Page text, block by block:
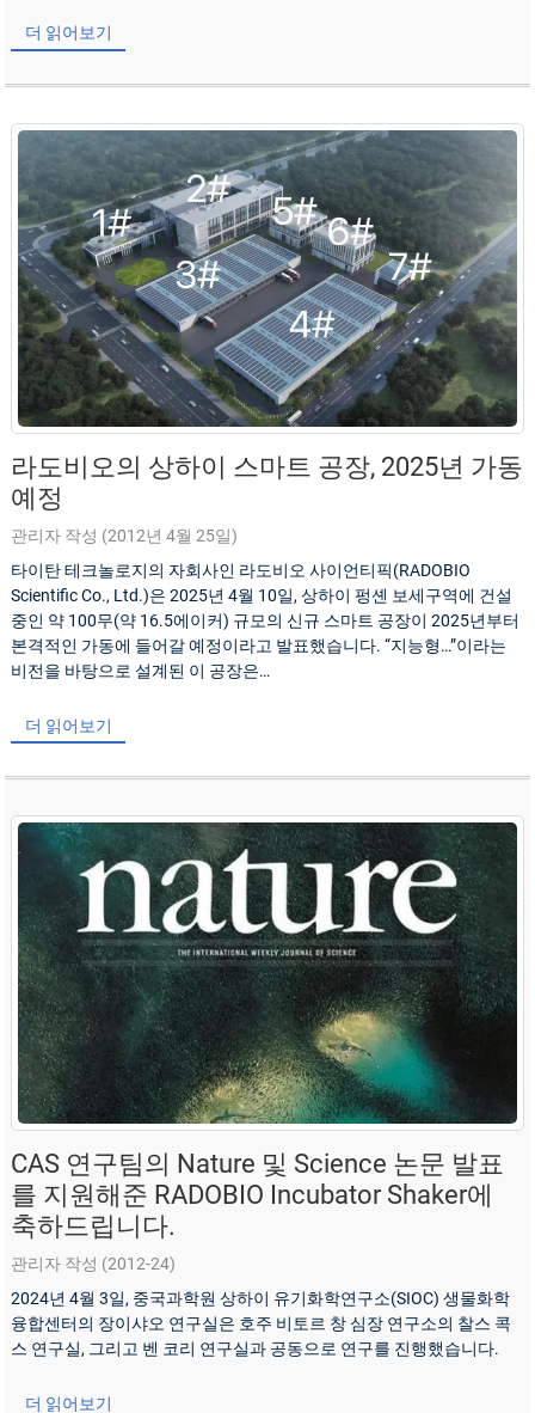
더 읽어보기
라도비오의 상하이 스마트 공장, 2025년 가동
예정
관리자 작성 (2012년 4월 25일)
타이탄 테크놀로지의 자회사인 라도비오 사이언티픽(RADOBIO
Scientific Co., Ltd.)은 2025년 4월 10일, 상하이 펑셴 보세구역에 건설
중인 약 100무(약 16.5에이커) 규모의 신규 스마트 공장이 2025년부터
본격적인 가동에 들어갈 예정이라고 발표했습니다. “지능형…”이라는
비전을 바탕으로 설계된 이 공장은…
더 읽어보기
CAS 연구팀의 Nature 및 Science 논문 발표
를 지원해준 RADOBIO Incubator Shaker에
축하드립니다.
관리자 작성 (2012-24)
2024년 4월 3일, 중국과학원 상하이 유기화학연구소(SIOC) 생물화학
융합센터의 장이샤오 연구실은 호주 비토르 창 심장 연구소의 찰스 콕
스 연구실, 그리고 벤 코리 연구실과 공동으로 연구를 진행했습니다.
더 읽어보기